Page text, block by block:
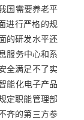
国需要养老平
进行严格的规
的研发水平还
服务中心和系
全满足不了实
能化电子产品
定职能管理部
齐的第三方参